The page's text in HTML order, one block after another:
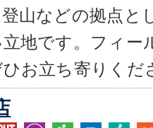
山などの拠点と
地です。フィー
お立ち寄りくだ